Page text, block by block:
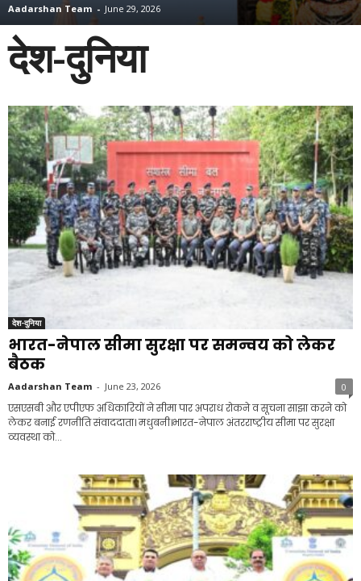
Aadarshan Team - June 29, 2026
देश-दुनिया
देश-दुनिया
भारत-नेपाल सीमा सुरक्षा पर समन्वय को लेकर
बैठक
Aadarshan Team - June 23, 2026 0
एसएसबी और एपीएफ अधिकारियों ने सीमा पार अपराध रोकने व सूचना साझा करने को
लेकर बनाई रणनीति संवाददाता। मधुबनी।भारत-नेपाल अंतरराष्ट्रीय सीमा पर सुरक्षा
व्यवस्था को...